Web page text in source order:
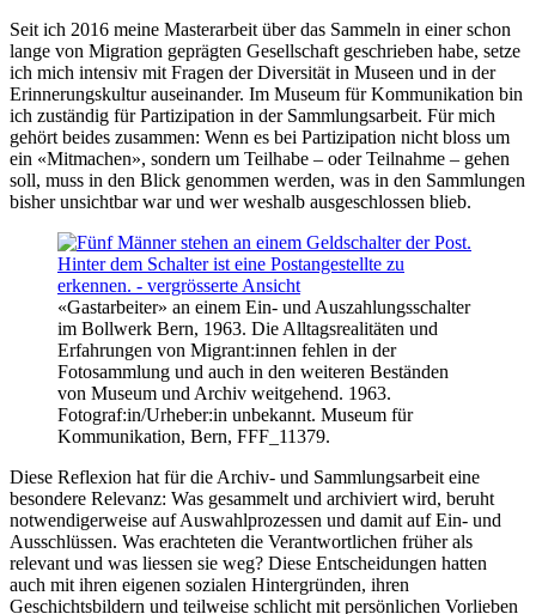
Seit ich 2016 meine Masterarbeit über das Sammeln in einer schon
lange von Migration geprägten Gesellschaft geschrieben habe, setze
ich mich intensiv mit Fragen der Diversität in Museen und in der
Erinnerungskultur auseinander. Im Museum für Kommunikation bin
ich zuständig für Partizipation in der Sammlungsarbeit. Für mich
gehört beides zusammen: Wenn es bei Partizipation nicht bloss um
ein «Mitmachen», sondern um Teilhabe – oder Teilnahme – gehen
soll, muss in den Blick genommen werden, was in den Sammlungen
bisher unsichtbar war und wer weshalb ausgeschlossen blieb.
«Gastarbeiter» an einem Ein- und Auszahlungsschalter
im Bollwerk Bern, 1963. Die Alltagsrealitäten und
Erfahrungen von Migrant:innen fehlen in der
Fotosammlung und auch in den weiteren Beständen
von Museum und Archiv weitgehend. 1963.
Fotograf:in/Urheber:in unbekannt. Museum für
Kommunikation, Bern, FFF_11379.
Diese Reflexion hat für die Archiv- und Sammlungsarbeit eine
besondere Relevanz: Was gesammelt und archiviert wird, beruht
notwendigerweise auf Auswahlprozessen und damit auf Ein- und
Ausschlüssen. Was erachteten die Verantwortlichen früher als
relevant und was liessen sie weg? Diese Entscheidungen hatten
auch mit ihren eigenen sozialen Hintergründen, ihren
Geschichtsbildern und teilweise schlicht mit persönlichen Vorlieben